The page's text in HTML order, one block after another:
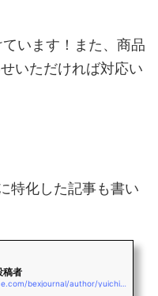
います！また、商品
いただければ対応い
特化した記事も書い
稿者